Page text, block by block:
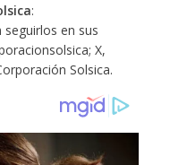
:
en sus
X,
Solsica.